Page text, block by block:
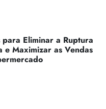
para Eliminar a Ruptura
e Maximizar as Vendas